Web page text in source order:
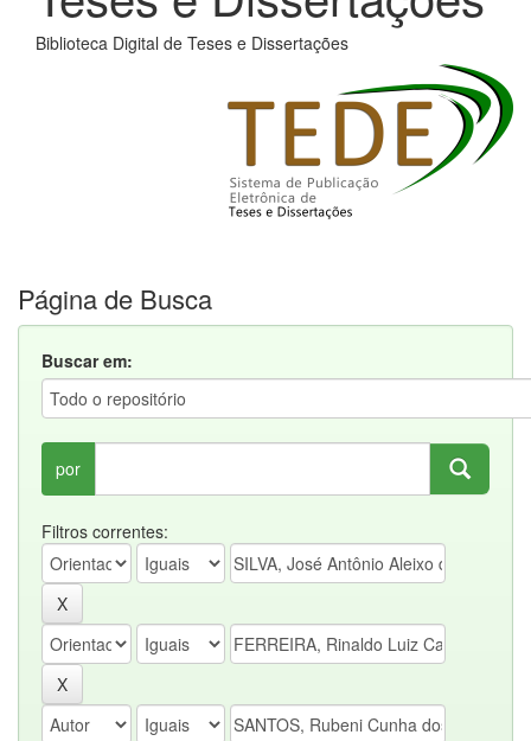
Biblioteca Digital de Teses e Dissertações
Página de Busca
Buscar em:
por
Filtros correntes: